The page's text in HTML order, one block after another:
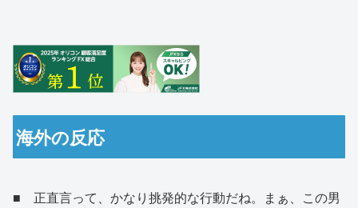
海外の反応
■ 正直言って、かなり挑発的な行動だね。まぁ、この男